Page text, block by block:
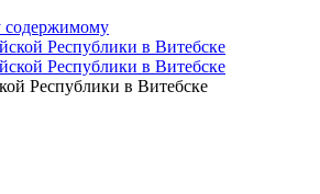
содержимому
Республики в Витебске